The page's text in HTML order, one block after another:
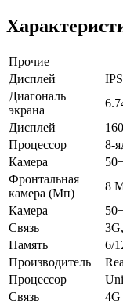
Прочие
Дисплей
Диагональ
экрана
Дисплей
Процессор
8-
Камера
Фронтальная
камера (Мп)
8
Камера
Связь
Память
6/
Производитель
Процессор
Связь
4G